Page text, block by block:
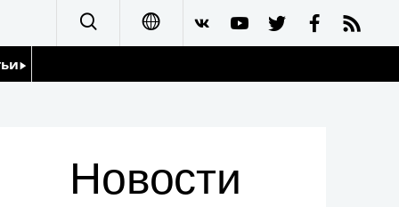
Новости